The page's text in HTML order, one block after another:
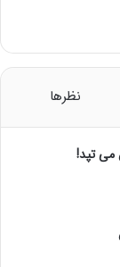
نظرها
می تپد!